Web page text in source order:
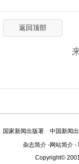
返回顶部
国家新闻出版署
中国新闻
杂志简介-网站简介-
Copyright©